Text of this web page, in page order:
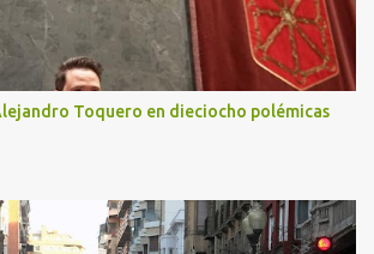
Toquero en dieciocho polémicas